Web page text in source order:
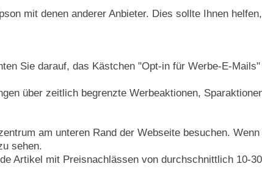
mit denen anderer Anbieter. Dies sollte Ihnen
Sie darauf, das Kästchen "Opt-in für Werbe-E-
über zeitlich begrenzte Werbeaktionen,
am unteren Rand der Webseite besuchen.
sehen.
Artikel mit Preisnachlässen von durchschnittlich 10-